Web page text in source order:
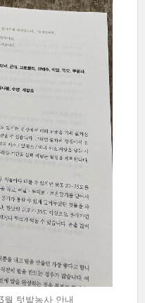
월 텃밭농사 안내